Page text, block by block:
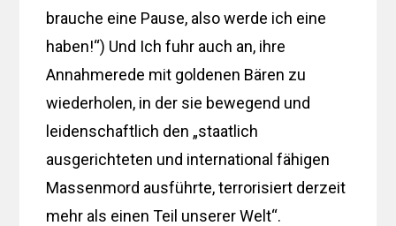
brauche eine Pause, also werde ich eine
haben!“) Und Ich fuhr auch an, ihre
Annahmerede mit goldenen Bären zu
wiederholen, in der sie bewegend und
leidenschaftlich den „staatlich
ausgerichteten und international fähigen
Massenmord ausführte, terrorisiert derzeit
mehr als einen Teil unserer Welt“.